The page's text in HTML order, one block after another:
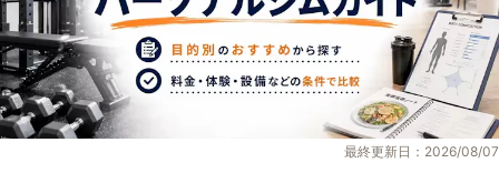
最終更新日：2026/08/07